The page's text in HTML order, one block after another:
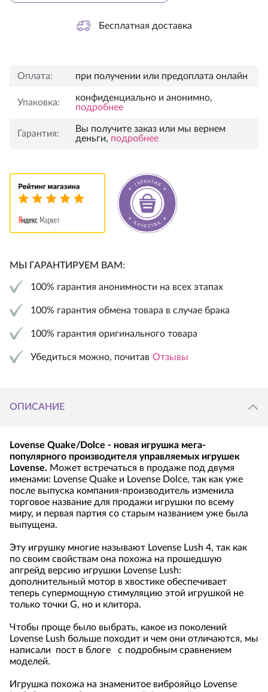
Бесплатная доставка
Оплата: при получении или предоплата онлайн
Упаковка:
конфиденциально и анонимно,
подробнее
Гарантия:
Вы получите заказ или мы вернем
деньги, подробнее
МЫ ГАРАНТИРУЕМ ВАМ:
100% гарантия анонимности на всех этапах
100% гарантия обмена товара в случае брака
100% гарантия оригинального товара
Убедиться можно, почитав Отзывы
ОПИСАНИЕ
Lovense Quake/Dolce - новая игрушка мега-
популярного производителя управляемых игрушек
Lovense. Может встречаться в продаже под двумя
именами: Lovense Quake и Lovense Dolce, так как уже
после выпуска компания-производитель изменила
торговое название для продажи игрушки по всему
миру, и первая партия со старым названием уже была
выпущена.
Эту игрушку многие называют Lovense Lush 4, так как
по своим свойствам она похожа на прошедшую
апгрейд версию игрушки Lovense Lush:
дополнительный мотор в хвостике обеспечивает
теперь супермощную стимуляцию этой игрушкой не
только точки G, но и клитора.
Чтобы проще было выбрать, какое из поколений
Lovense Lush больше походит и чем они отличаются, мы
написали пост в блоге с подробным сравнением
моделей.
Игрушка похожа на знаменитое виброяйцо Lovense